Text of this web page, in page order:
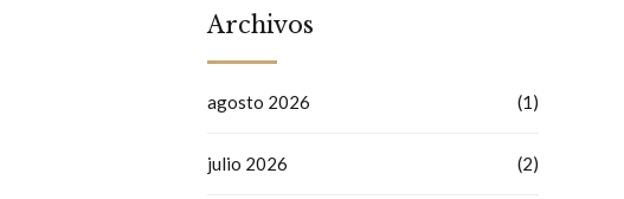
Archivos
agosto 2026 (1)
julio 2026 (2)